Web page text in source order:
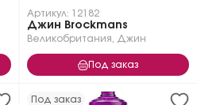
Артикул: 12182
Джин Brockmans
Великобритания Джин
Под заказ
Под заказ